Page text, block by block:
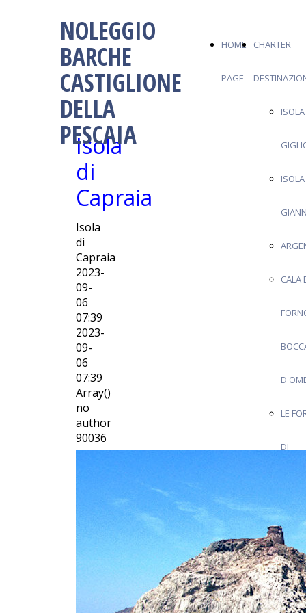
NOLEGGIO
BARCHE
CASTIGLIONE
DELLA
PESCAIA
HOME
PAGE
CHARTER
CALA
LE
DI
BAIA
Isola
di
Capraia
Isola
di
Capraia
2023-
09-
06
07:39
2023-
09-
06
07:39
Array()
no
author
90036